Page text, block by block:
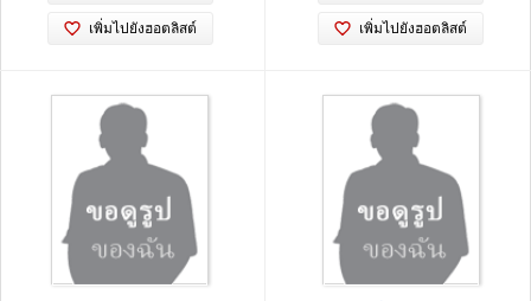
เพิ่มไปยังฮอตลิสต์
เพิ่มไปยังฮอตลิสต์